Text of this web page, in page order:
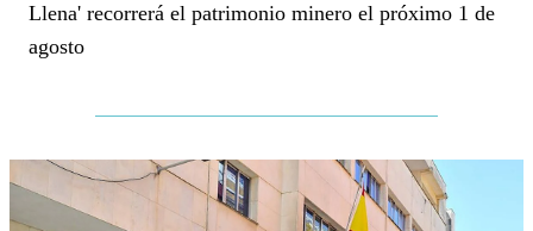
Llena' recorrerá el patrimonio minero el próximo 1 de
agosto